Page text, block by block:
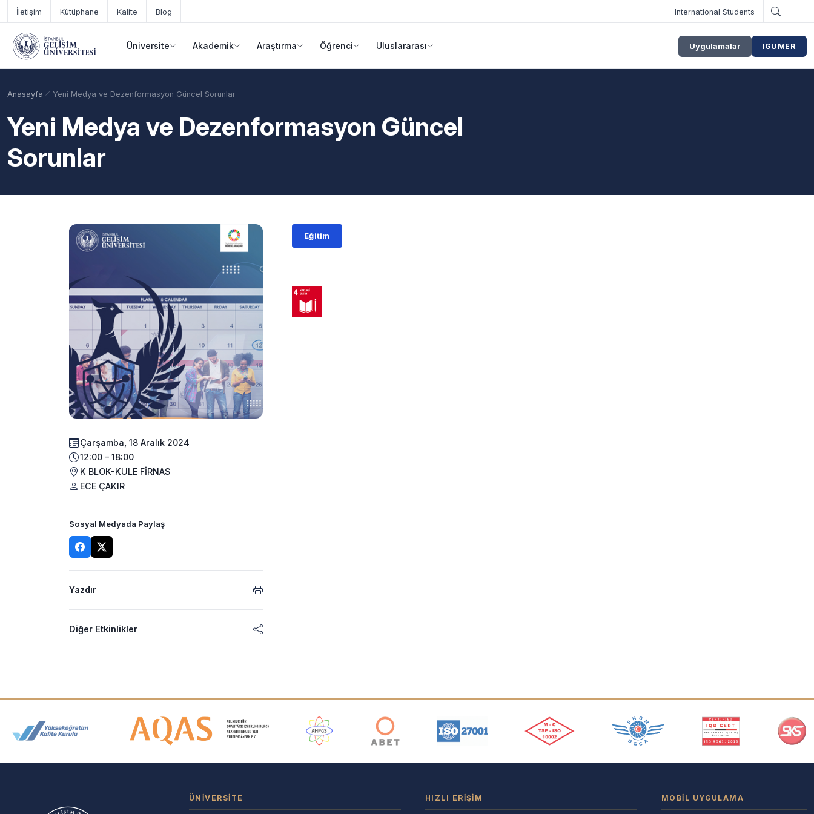
Ana içeriğe geç
İletişim Kütüphane Kalite Blog International Students
Üniversite Akademik Araştırma Öğrenci Uluslararası Uygulamalar IGUMER
Akademik Takvim Burslar
Anasayfa Yeni Medya ve Dezenformasyon Güncel Sorunlar
Yeni Medya ve Dezenformasyon Güncel
Sorunlar
Çarşamba, 18 Aralık 2024
12:00 – 18:00
K BLOK-KULE FİRNAS
ECE ÇAKIR
Sosyal Medyada Paylaş
Yazdır
Diğer Etkinlikler
Eğitim
Akreditasyon ve Üyelik Logoları
ÜNIVERSITE HIZLI ERIŞIM MOBIL UYGULAMA